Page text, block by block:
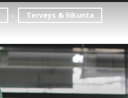
Terveys & liikunta